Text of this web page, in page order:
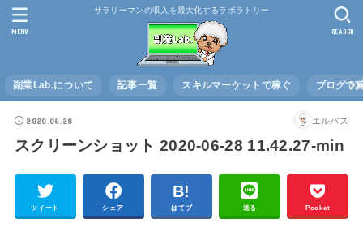
サラリーマンの収入を最大化するラボラトリー
副業Lab.について 記事一覧 スキルマーケットで稼ぐ ブログで
SEARCH
MENU
2020.06.28 エルバス
スクリーンショット 2020-06-28 11.42.27-min
ツイート シェア はてブ 送る Pocket